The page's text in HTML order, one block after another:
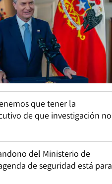
que tener la
de que investigación no
del Ministerio de
de seguridad está para